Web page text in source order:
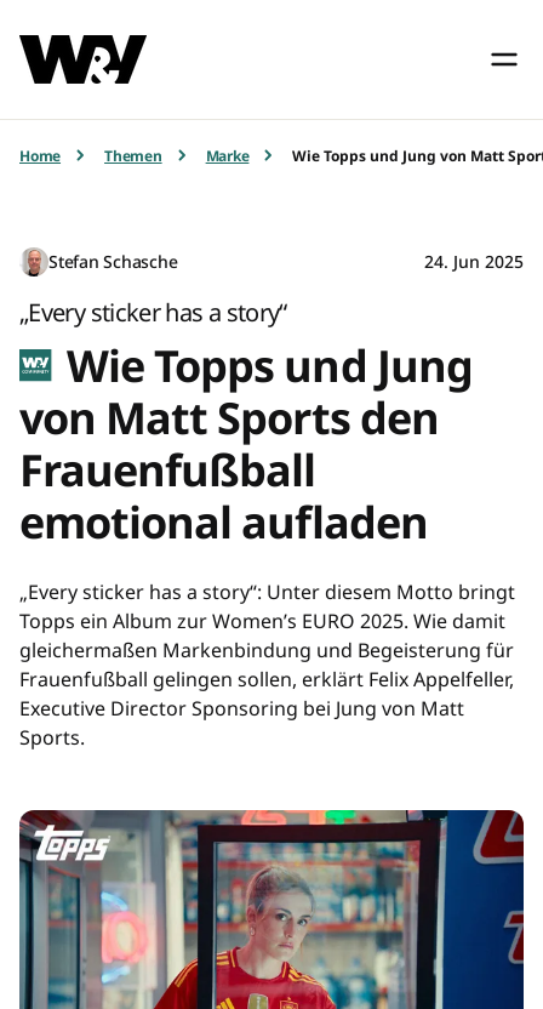
Home Themen Marke Wie Topps und Jung von Matt
Stefan Schasche 24. Jun 2025
„Every sticker has a story“
Wie Topps und Jung
von Matt Sports den
Frauenfußball
emotional aufladen
„Every sticker has a story“: Unter diesem Motto bringt
Topps ein Album zur Women’s EURO 2025. Wie damit
gleichermaßen Markenbindung und Begeisterung für
Frauenfußball gelingen sollen, erklärt Felix Appelfeller,
Executive Director Sponsoring bei Jung von Matt
Sports.